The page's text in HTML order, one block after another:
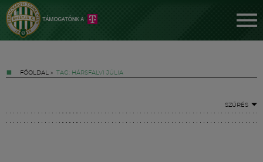
FŐOLDAL » TAG: HÁRSFALVI JÚLIA
SZŰRÉS